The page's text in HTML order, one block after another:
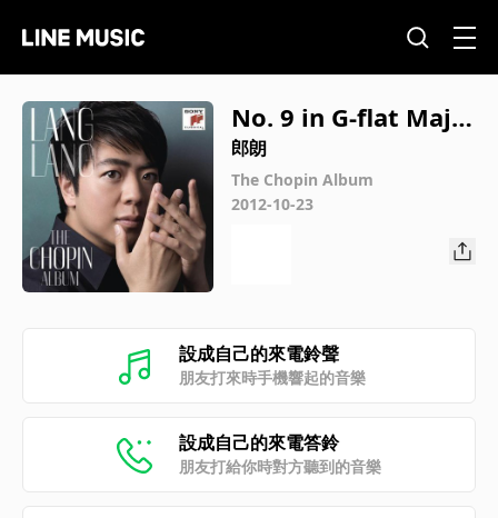
No. 9 in G-flat Majo
r
郎朗
The Chopin Album
2012-10-23
設成自己的來電鈴聲
朋友打來時手機響起的音樂
設成自己的來電答鈴
朋友打給你時對方聽到的音樂